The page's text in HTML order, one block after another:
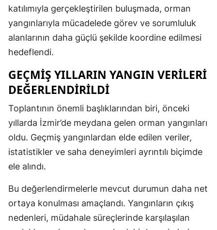
katılımıyla gerçekleştirilen buluşmada, orman
yangınlarıyla mücadelede görev ve sorumluluk
alanlarının daha güçlü şekilde koordine edilmesi
hedeflendi.
GEÇMIŞ YILLARIN YANGIN VERILERI
DEĞERLENDIRILDI
Toplantının önemli başlıklarından biri, önceki
yıllarda İzmir’de meydana gelen orman yangınları
oldu. Geçmiş yangınlardan elde edilen veriler,
istatistikler ve saha deneyimleri ayrıntılı biçimde
ele alındı.
Bu değerlendirmelerle mevcut durumun daha net
ortaya konulması amaçlandı. Yangınların çıkış
nedenleri, müdahale süreçlerinde karşılaşılan